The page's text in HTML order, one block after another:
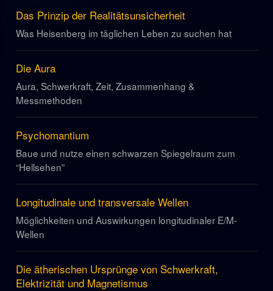
Das Prinzip der Realitätsunsicherheit
Was Heisenberg im täglichen Leben zu suchen hat
Die Aura
Aura, Schwerkraft, Zeit, Zusammenhang &
Messmethoden
Psychomantium
Baue und nutze einen schwarzen Spiegelraum zum
“Hellsehen”
Longitudinale und transversale Wellen
Möglichkeiten und Auswirkungen longitudinaler E/M-
Wellen
Die ätherischen Ursprünge von Schwerkraft,
Elektrizität und Magnetismus